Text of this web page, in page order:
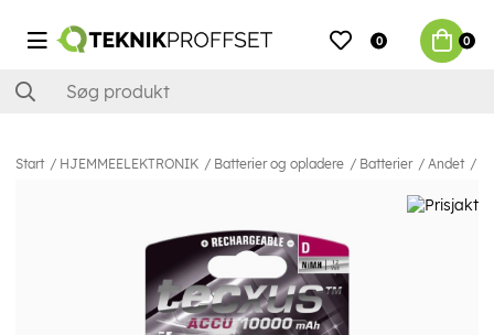
0 0
Start HJEMMEELEKTRONIK Batterier og opladere Batterier Andet